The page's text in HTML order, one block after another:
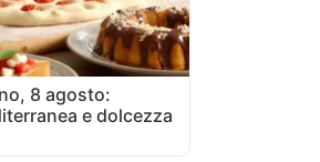
8 agosto:
e dolcezza